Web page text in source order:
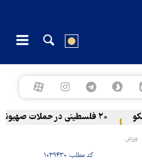
ورزش
کد مطلب: ۱۰۳۹۴۳۰